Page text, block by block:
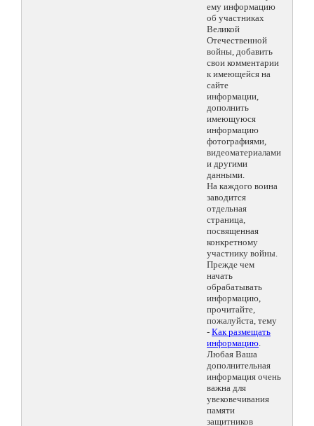
ему информацию
об участниках
Великой
Отечественной
войны, добавить
свои комментарии
к имеющейся на
сайте
информации,
дополнить
имеющуюся
информацию
фотографиями,
видеоматериалами
и другими
данными.
На каждого воина
заводится
отдельная
страница,
посвященная
конкретному
участнику войны.
Прежде чем
начать
обрабатывать
информацию,
прочитайте,
пожалуйста, тему
- Как размещать
информацию.
Любая Ваша
дополнительная
информация очень
важна для
увековечивания
памяти
защитников